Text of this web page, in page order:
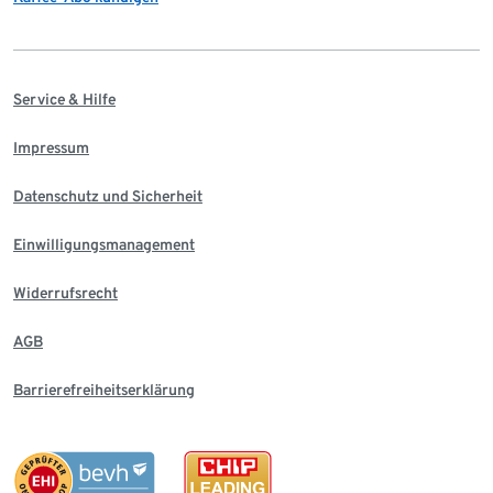
Service & Hilfe
Impressum
Datenschutz und Sicherheit
Einwilligungsmanagement
Widerrufsrecht
AGB
Barrierefreiheitserklärung